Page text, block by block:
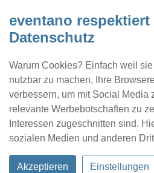
eventano respektiert
Datenschutz
Warum Cookies? Einfach weil
nutzbar zu machen, Ihre
verbessern, um mit Social Media
relevante Werbebotschaften zu
Interessen zugeschnitten sind.
sozialen Medien und anderen
Akzeptieren Einstellungen
Kontakt